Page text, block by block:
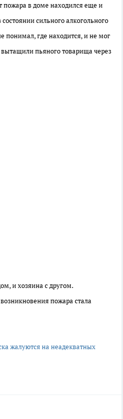
в доме находился еще и
сильного алкогольного
понимал, где находится, и не мог
пьяного товарища через
и хозяина с другом.
пожара стала
жалуются на неадекватных